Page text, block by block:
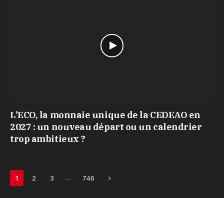
L’ECO, la monnaie unique de la CEDEAO en
2027 : un nouveau départ ou un calendrier
trop ambitieux ?
1 2 3 … 746 Next